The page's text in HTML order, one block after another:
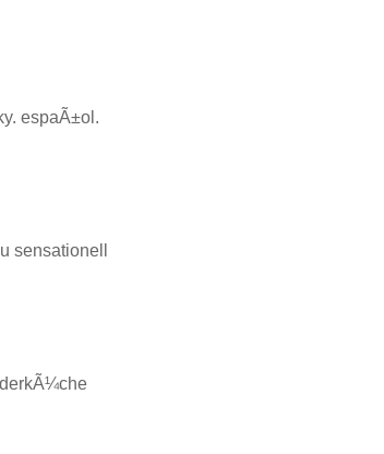
espaÃ±ol.
sensationell